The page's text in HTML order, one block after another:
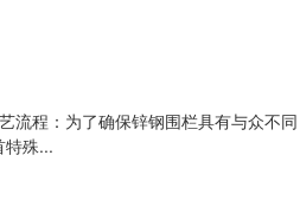
流程：为了确保锌钢围栏具有与众不同
特殊...